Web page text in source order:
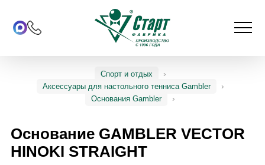
Спорт и отдых
Аксессуары для настольного тенниса Gambler
Основания Gambler
Основание GAMBLER VECTOR
HINOKI STRAIGHT